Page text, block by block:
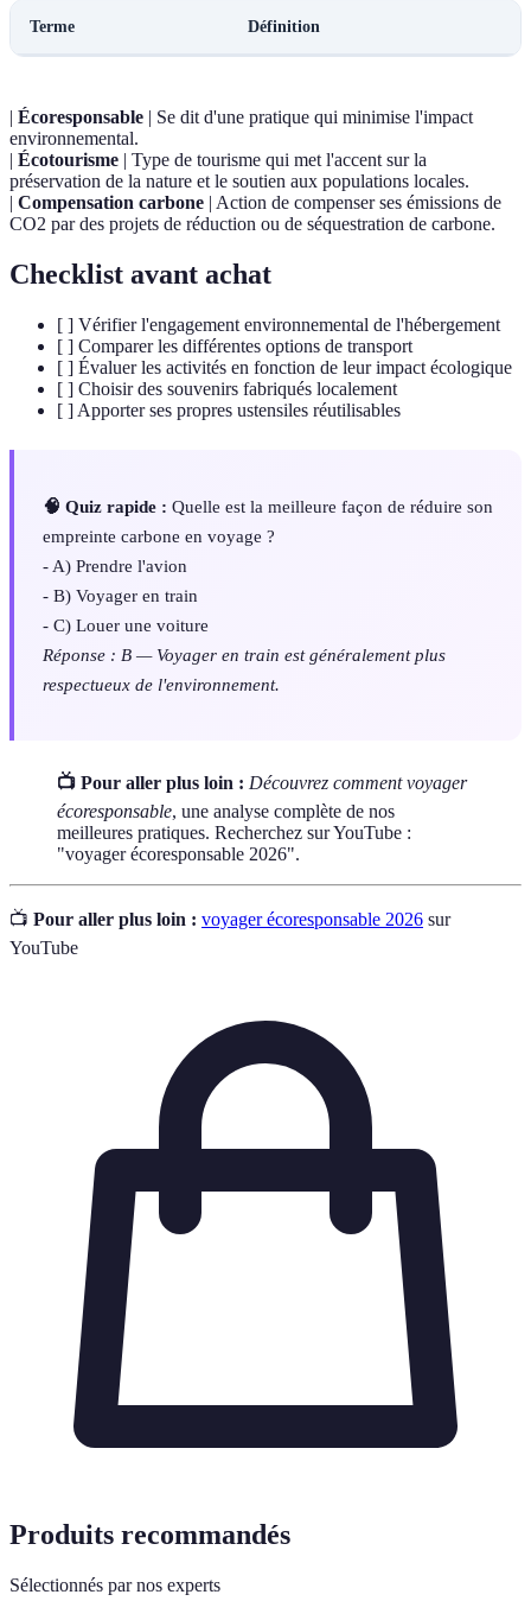
Terme Définition
| Écoresponsable | Se dit d'une pratique qui minimise l'impact
environnemental.
| Écotourisme | Type de tourisme qui met l'accent sur la
préservation de la nature et le soutien aux populations locales.
| Compensation carbone | Action de compenser ses émissions de
CO2 par des projets de réduction ou de séquestration de carbone.
Checklist avant achat
[ ] Vérifier l'engagement environnemental de l'hébergement
[ ] Comparer les différentes options de transport
[ ] Évaluer les activités en fonction de leur impact écologique
[ ] Choisir des souvenirs fabriqués localement
[ ] Apporter ses propres ustensiles réutilisables
🧠 Quiz rapide : Quelle est la meilleure façon de réduire son
empreinte carbone en voyage ?
- A) Prendre l'avion
- B) Voyager en train
- C) Louer une voiture
Réponse : B — Voyager en train est généralement plus
respectueux de l'environnement.
📺 Pour aller plus loin : Découvrez comment voyager
écoresponsable, une analyse complète de nos
meilleures pratiques. Recherchez sur YouTube :
"voyager écoresponsable 2026".
📺 Pour aller plus loin : voyager écoresponsable 2026 sur
YouTube
Produits recommandés
Sélectionnés par nos experts